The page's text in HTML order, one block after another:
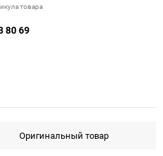
товара
80 69
Оригинальный товар